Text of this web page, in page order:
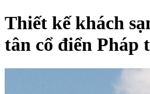
Thiết kế khách
tân cổ điển Pháp